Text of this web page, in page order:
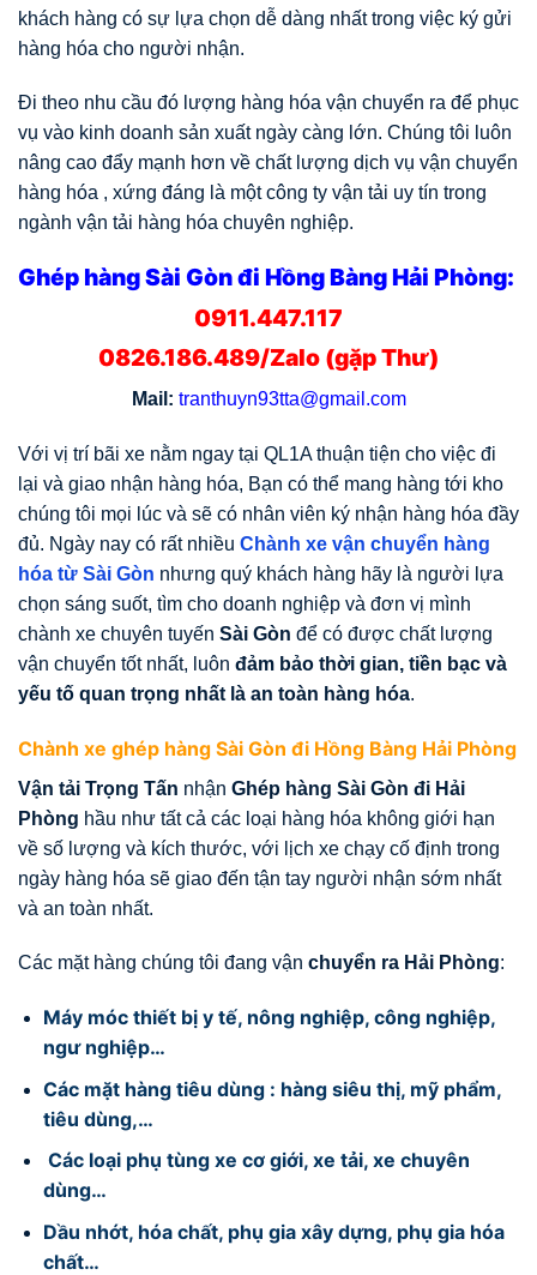
khách hàng có sự lựa chọn dễ dàng nhất trong việc ký gửi
hàng hóa cho người nhận.
Đi theo nhu cầu đó lượng hàng hóa vận chuyển ra để phục
vụ vào kinh doanh sản xuất ngày càng lớn. Chúng tôi luôn
nâng cao đẩy mạnh hơn về chất lượng dịch vụ vận chuyển
hàng hóa , xứng đáng là một công ty vận tải uy tín trong
ngành vận tải hàng hóa chuyên nghiệp.
Ghép hàng Sài Gòn đi Hồng Bàng Hải Phòng:
0911.447.117
0826.186.489/Zalo (gặp Thư)
Mail: tranthuyn93tta@gmail.com
Với vị trí bãi xe nằm ngay tại QL1A thuận tiện cho việc đi
lại và giao nhận hàng hóa, Bạn có thể mang hàng tới kho
chúng tôi mọi lúc và sẽ có nhân viên ký nhận hàng hóa đầy
đủ. Ngày nay có rất nhiều Chành xe vận chuyển hàng
hóa từ Sài Gòn nhưng quý khách hàng hãy là người lựa
chọn sáng suốt, tìm cho doanh nghiệp và đơn vị mình
chành xe chuyên tuyến Sài Gòn để có được chất lượng
vận chuyển tốt nhất, luôn đảm bảo thời gian, tiền bạc và
yếu tố quan trọng nhất là an toàn hàng hóa.
Chành xe ghép hàng Sài Gòn đi Hồng Bàng Hải Phòng
Vận tải Trọng Tấn nhận Ghép hàng Sài Gòn đi Hải
Phòng hầu như tất cả các loại hàng hóa không giới hạn
về số lượng và kích thước, với lịch xe chạy cố định trong
ngày hàng hóa sẽ giao đến tận tay người nhận sớm nhất
và an toàn nhất.
Các mặt hàng chúng tôi đang vận chuyển ra Hải Phòng:
Máy móc thiết bị y tế, nông nghiệp, công nghiệp,
ngư nghiệp…
Các mặt hàng tiêu dùng : hàng siêu thị, mỹ phẩm,
tiêu dùng,…
Các loại phụ tùng xe cơ giới, xe tải, xe chuyên
dùng…
Dầu nhớt, hóa chất, phụ gia xây dựng, phụ gia hóa
chất…